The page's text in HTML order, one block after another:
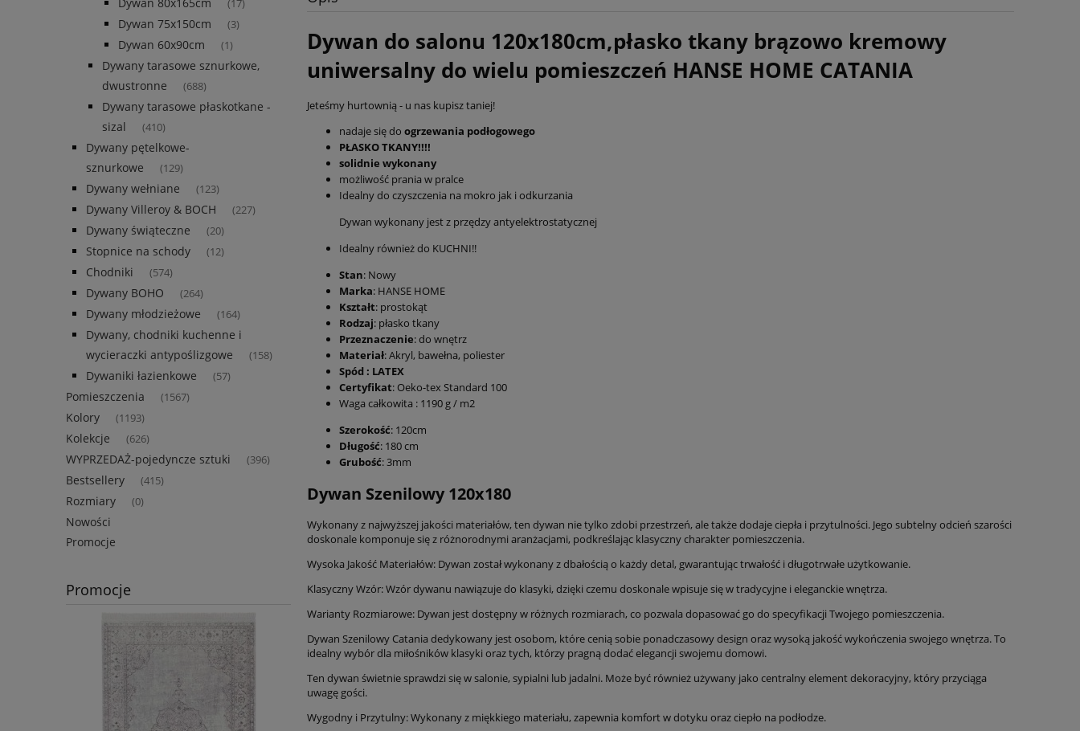
(17)
Dywan 75x150cm (3)
Dywan 60x90cm (1)
Dywany tarasowe sznurkowe,
dwustronne
(688)
Dywany tarasowe płaskotkane -
sizal
(410)
Dywany pętelkowe-
sznurkowe
(129)
Dywany wełniane (123)
Dywany Villeroy & BOCH (227)
Dywany świąteczne (20)
Stopnice na schody (12)
Chodniki (574)
Dywany BOHO (264)
Dywany młodzieżowe (164)
Dywany, chodniki kuchenne i
wycieraczki antypoślizgowe
(158)
Dywaniki łazienkowe (57)
Pomieszczenia (1567)
Kolory (1193)
Kolekcje (626)
WYPRZEDAŻ-pojedyncze sztuki (396)
Bestsellery (415)
Rozmiary (0)
Nowości
Promocje
Promocje
Dywan do salonu 120x180cm,płasko tkany brązowo kremowy
uniwersalny do wielu pomieszczeń HANSE HOME CATANIA
Jeteśmy hurtownią - u nas kupisz taniej!
nadaje się do ogrzewania podłogowego
PŁASKO TKANY!!!!
solidnie wykonany
możliwość prania w pralce
Idealny do czyszczenia na mokro jak i odkurzania
Dywan wykonany jest z przędzy antyelektrostatycznej
Idealny również do KUCHNI!!
Stan: Nowy
Marka: HANSE HOME
Kształt: prostokąt
Rodzaj: płasko tkany
Przeznaczenie: do wnętrz
Materiał: Akryl, bawełna, poliester
Spód : LATEX
Certyfikat: Oeko-tex Standard 100
Waga całkowita : 1190 g / m2
Szerokość: 120cm
Długość: 180 cm
Grubość: 3mm
Dywan Szenilowy 120x180
Wykonany z najwyższej jakości materiałów, ten dywan nie tylko zdobi przestrzeń, ale także dodaje ciepła i przytulności. Jego subtelny odcień szarości
doskonale komponuje się z różnorodnymi aranżacjami, podkreślając klasyczny charakter pomieszczenia.
Wysoka Jakość Materiałów: Dywan został wykonany z dbałością o każdy detal, gwarantując trwałość i długotrwałe użytkowanie.
Klasyczny Wzór: Wzór dywanu nawiązuje do klasyki, dzięki czemu doskonale wpisuje się w tradycyjne i eleganckie wnętrza.
Warianty Rozmiarowe: Dywan jest dostępny w różnych rozmiarach, co pozwala dopasować go do specyfikacji Twojego pomieszczenia.
Dywan Szenilowy Catania dedykowany jest osobom, które cenią sobie ponadczasowy design oraz wysoką jakość wykończenia swojego wnętrza. To
idealny wybór dla miłośników klasyki oraz tych, którzy pragną dodać elegancji swojemu domowi.
Ten dywan świetnie sprawdzi się w salonie, sypialni lub jadalni. Może być również używany jako centralny element dekoracyjny, który przyciąga
uwagę gości.
Wygodny i Przytulny: Wykonany z miękkiego materiału, zapewnia komfort w dotyku oraz ciepło na podłodze.